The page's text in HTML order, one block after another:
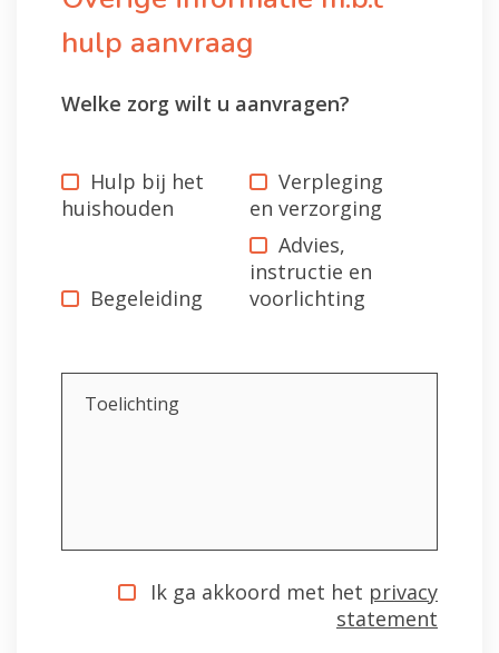
hulp aanvraag
Welke zorg wilt u aanvragen?
Hulp bij het
huishouden
Verpleging
en verzorging
Begeleiding
Advies,
instructie en
voorlichting
Privacy statement *
Ik ga akkoord met het privacy
statement